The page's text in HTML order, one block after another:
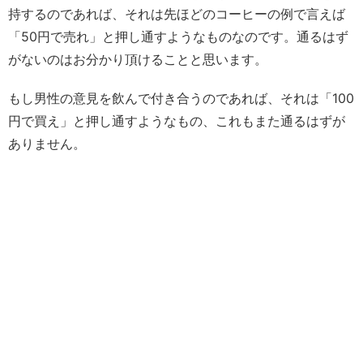
持するのであれば、それは先ほどのコーヒーの例で言えば
「50円で売れ」と押し通すようなものなのです。通るはず
がないのはお分かり頂けることと思います。
もし男性の意見を飲んで付き合うのであれば、それは「100
円で買え」と押し通すようなもの、これもまた通るはずが
ありません。